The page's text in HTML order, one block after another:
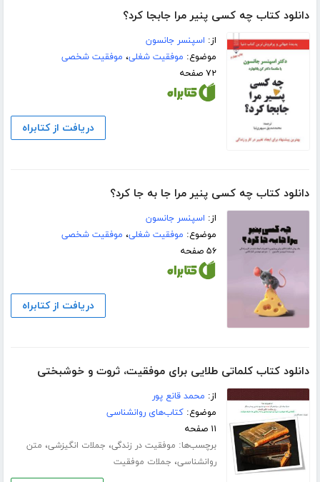
دانلود کتاب چه کسی پنیر مرا جابجا کرد؟
از: اسپنسر جانسون
موضوع: موفقیت شغلی، موفقیت شخصی
۷۲ صفحه
دریافت از کتابراه
دانلود کتاب چه کسی پنیر مرا جا به جا کرد؟
از: اسپنسر جانسون
موضوع: موفقیت شغلی، موفقیت شخصی
۵۶ صفحه
دریافت از کتابراه
دانلود کتاب کلماتی طلایی برای موفقیت، ثروت و خوشبختی
از: محمد قانع پور
موضوع:کتاب‌های روانشناسی
۱۱ صفحه
برچسب‌ها: موفقیت در زندگی، جملات انگیزشی، متن
روانشناسی، جملات موفقیت